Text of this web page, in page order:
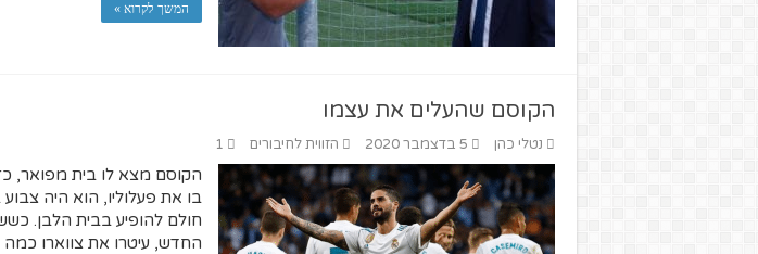
המשך לקרוא »
הקוסם שהעלים את עצמו
נטלי כהן 5 בדצמבר 2020 הזווית לחיבורים 1
הקוסם מצא לו בית מפואר,
בו את פעלוליו, הוא היה
חולם להופיע בבית הלבן.
החדש, עיטרו את צווארו כמה